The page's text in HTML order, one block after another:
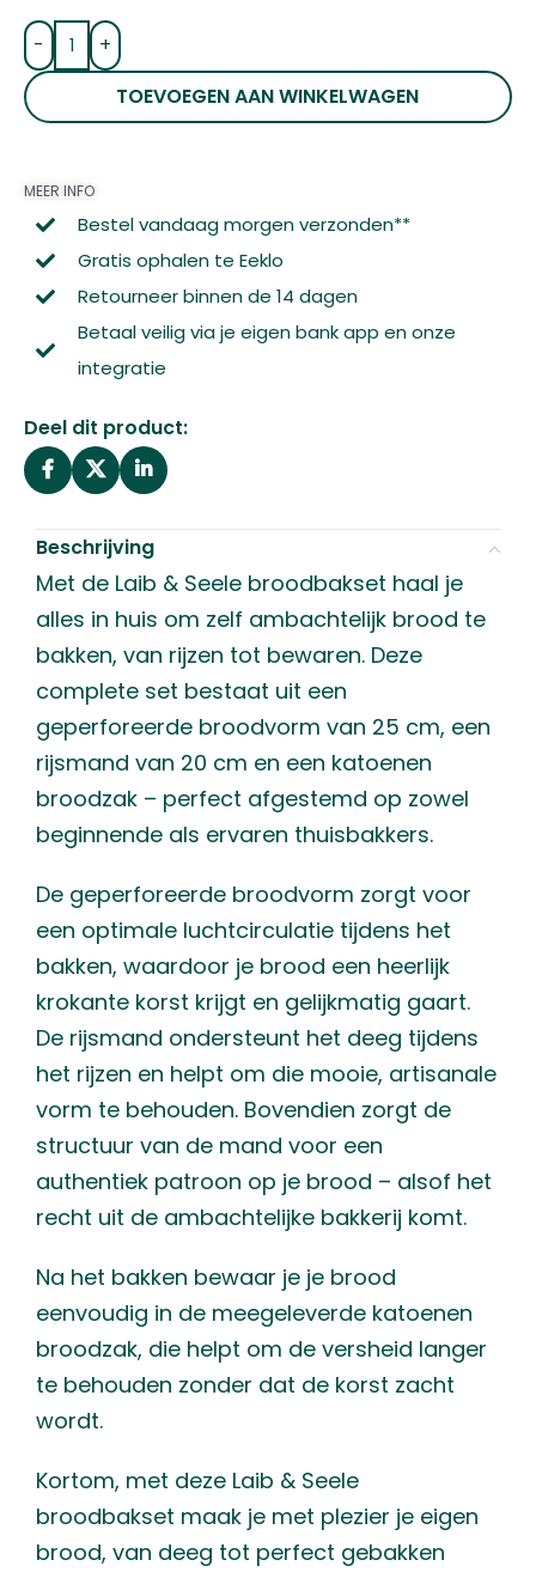
-
+
TOEVOEGEN AAN WINKELWAGEN
MEER INFO
Bestel vandaag morgen verzonden**
Gratis ophalen te Eeklo
Retourneer binnen de 14 dagen
Betaal veilig via je eigen bank app en onze
integratie
Deel dit product:
Beschrijving
Met de Laib & Seele broodbakset haal je
alles in huis om zelf ambachtelijk brood te
bakken, van rijzen tot bewaren. Deze
complete set bestaat uit een
geperforeerde broodvorm van 25 cm, een
rijsmand van 20 cm en een katoenen
broodzak – perfect afgestemd op zowel
beginnende als ervaren thuisbakkers.
De geperforeerde broodvorm zorgt voor
een optimale luchtcirculatie tijdens het
bakken, waardoor je brood een heerlijk
krokante korst krijgt en gelijkmatig gaart.
De rijsmand ondersteunt het deeg tijdens
het rijzen en helpt om die mooie, artisanale
vorm te behouden. Bovendien zorgt de
structuur van de mand voor een
authentiek patroon op je brood – alsof het
recht uit de ambachtelijke bakkerij komt.
Na het bakken bewaar je je brood
eenvoudig in de meegeleverde katoenen
broodzak, die helpt om de versheid langer
te behouden zonder dat de korst zacht
wordt.
Kortom, met deze Laib & Seele
broodbakset maak je met plezier je eigen
brood, van deeg tot perfect gebakken